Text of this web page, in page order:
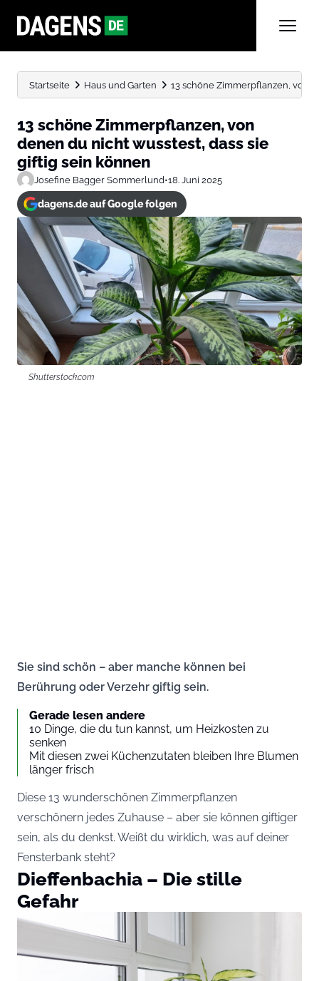
Startseite Haus und Garten 13 schöne Zimmerpflanzen, von
13 schöne Zimmerpflanzen, von
denen du nicht wusstest, dass sie
giftig sein können
Josefine Bagger Sommerlund•18. Juni 2025
dagens.de auf Google folgen
Shutterstock.com
Sie sind schön – aber manche können bei
Berührung oder Verzehr giftig sein.
Gerade lesen andere
10 Dinge, die du tun kannst, um Heizkosten zu
senken
Mit diesen zwei Küchenzutaten bleiben Ihre Blumen
länger frisch
Diese 13 wunderschönen Zimmerpflanzen
verschönern jedes Zuhause – aber sie können giftiger
sein, als du denkst. Weißt du wirklich, was auf deiner
Fensterbank steht?
Dieffenbachia – Die stille
Gefahr